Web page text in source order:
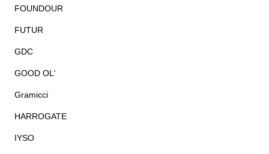
FOUNDOUR
FUTUR
GDC
GOOD OL'
Gramicci
HARROGATE
IYSO